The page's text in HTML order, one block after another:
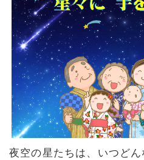
夜空の星たちは、いつど